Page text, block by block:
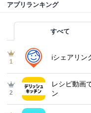
アプリランキング
すべて
1
iシェアリン
2
レシピ動画
ン